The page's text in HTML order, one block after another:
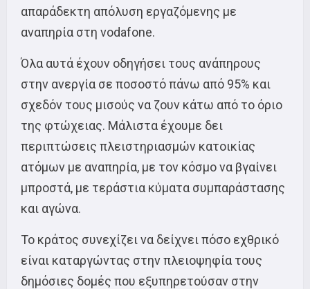
απαράδεκτη απόλυση εργαζόμενης με
αναπηρία στη vodafone.
Όλα αυτά έχουν οδηγήσει τους ανάπηρους
στην ανεργία σε ποσοστό πάνω από 95% και
σχεδόν τους μισούς να ζουν κάτω από το όριο
της φτώχειας. Μάλιστα έχουμε δει
περιπτώσεις πλειστηριασμών κατοικίας
ατόμων με αναπηρία, με τον κόσμο να βγαίνει
μπροστά, με τεράστια κύματα συμπαράστασης
και αγώνα.
Το κράτος συνεχίζει να δείχνει πόσο εχθρικό
είναι καταργώντας στην πλειοψηφία τους
δημόσιες δομές που εξυπηρετούσαν στην